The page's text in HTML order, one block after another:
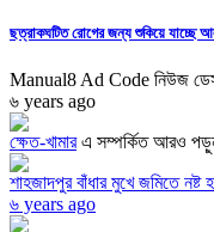
ছত্রাকঘটিত রোগের জন্য শুকিয়ে যাচ্ছে
Manual8 Ad Code নিউজ
৬ years ago
ক্ষেত-খামারএ সম্পর্কিত আরও
শাহজাদপুর বাঁধার মুখে জমিতে নষ্ট
৬ years ago